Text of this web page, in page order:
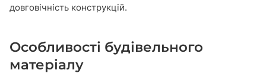
довговічність конструкцій.
Особливості будівельного
матеріалу